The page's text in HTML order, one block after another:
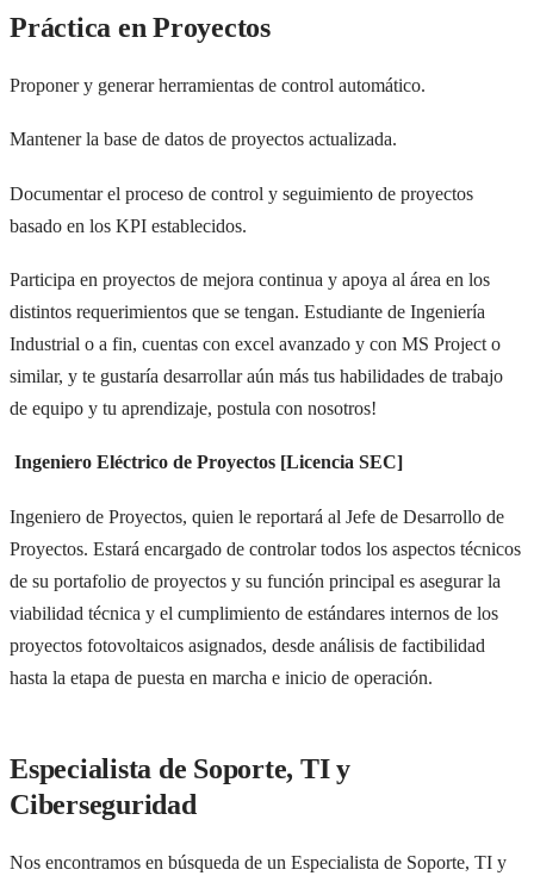
Práctica en Proyectos
Proponer y generar herramientas de control automático.
Mantener la base de datos de proyectos actualizada.
Documentar el proceso de control y seguimiento de proyectos
basado en los KPI establecidos.
Participa en proyectos de mejora continua y apoya al área en los
distintos requerimientos que se tengan. Estudiante de Ingeniería
Industrial o a fin, cuentas con excel avanzado y con MS Project o
similar, y te gustaría desarrollar aún más tus habilidades de trabajo
de equipo y tu aprendizaje, postula con nosotros!
Ingeniero Eléctrico de Proyectos [Licencia SEC]
Ingeniero de Proyectos, quien le reportará al Jefe de Desarrollo de
Proyectos. Estará encargado de controlar todos los aspectos técnicos
de su portafolio de proyectos y su función principal es asegurar la
viabilidad técnica y el cumplimiento de estándares internos de los
proyectos fotovoltaicos asignados, desde análisis de factibilidad
hasta la etapa de puesta en marcha e inicio de operación.
Especialista de Soporte, TI y
Ciberseguridad
Nos encontramos en búsqueda de un Especialista de Soporte, TI y